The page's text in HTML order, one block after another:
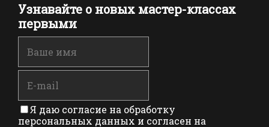
Узнавайте о новых мастер-классах
первыми
Я даю согласие на обработку
персональных данных и согласен на